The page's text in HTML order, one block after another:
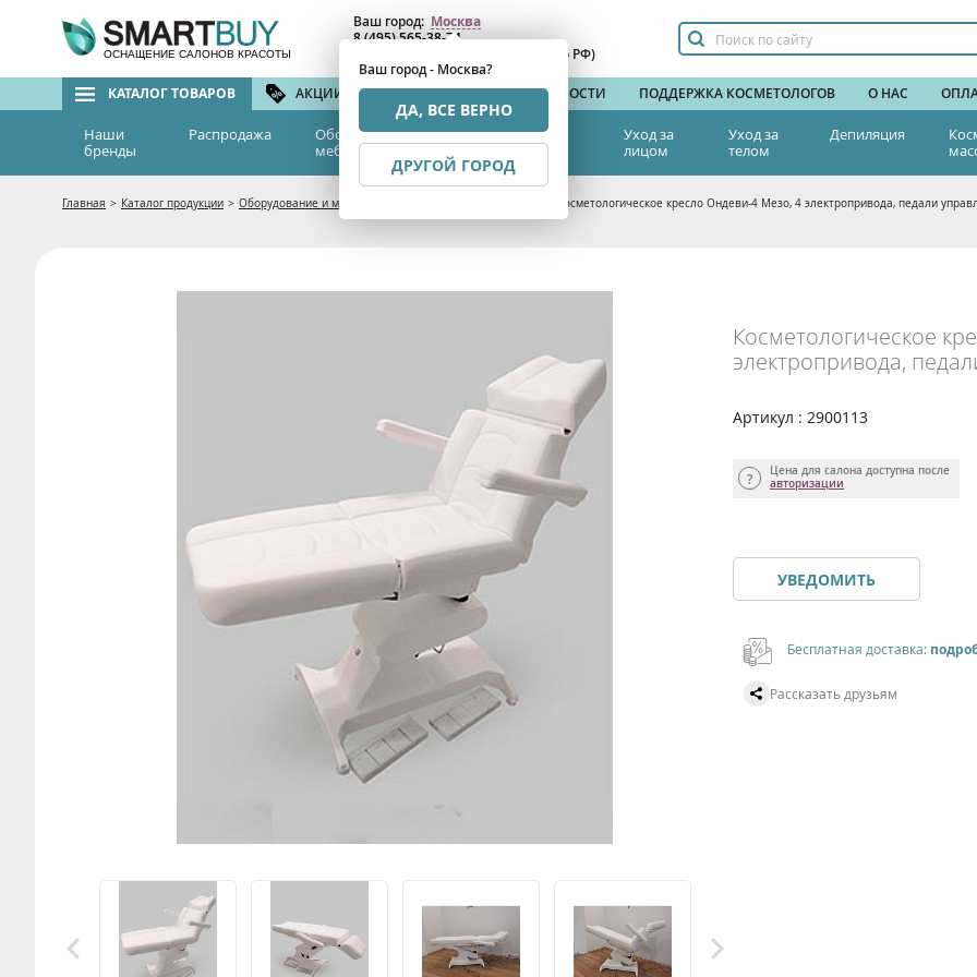
ОСНАЩЕНИЕ САЛОНОВ КРАСОТЫ
Ваш город: Москва
Ваш город - Москва?
ДА, ВСЕ ВЕРНО
ДРУГОЙ ГОРОД
8 (495) 565-38-74
(бесплатный по РФ)
КАТАЛОГ ТОВАРОВ АКЦИИ И СКИДКИ БРЕНДЫ НОВОСТИ ПОДДЕРЖКА КОСМЕТОЛОГОВ О НАС
Наши
бренды
Распродажа
Оборудование и
мебель
Эстетическая
медицина
Уход за
лицом
Уход за
телом
Депиляция
Главная > Каталог продукции > Оборудование и мебель Косметологическое кресло Ондеви-4 Мезо, 4 электропривода, педали
Косметологическое
электропривода,
Артикул : 2900113
Цена для салона доступна после
авторизации
УВЕДОМИТЬ
Бесплатная доставка:
Рассказать друзьям